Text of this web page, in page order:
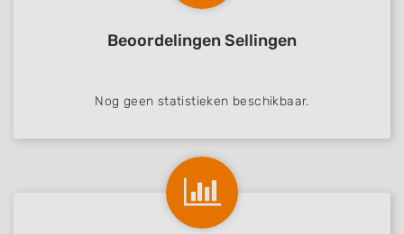
Beoordelingen Sellingen
Nog geen statistieken beschikbaar.